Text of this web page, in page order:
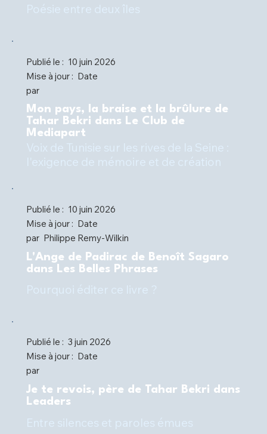
Publié le : 10 juin 2026
Mise à jour : Date
par
Mon pays, la braise et la brûlure de
Tahar Bekri dans Le Club de
Mediapart
Publié le : 10 juin 2026
Mise à jour : Date
par Philippe Remy-Wilkin
L'Ange de Padirac de Benoît Sagaro
dans Les Belles Phrases
Publié le : 3 juin 2026
Mise à jour : Date
par
Je te revois, père de Tahar Bekri dans
Leaders